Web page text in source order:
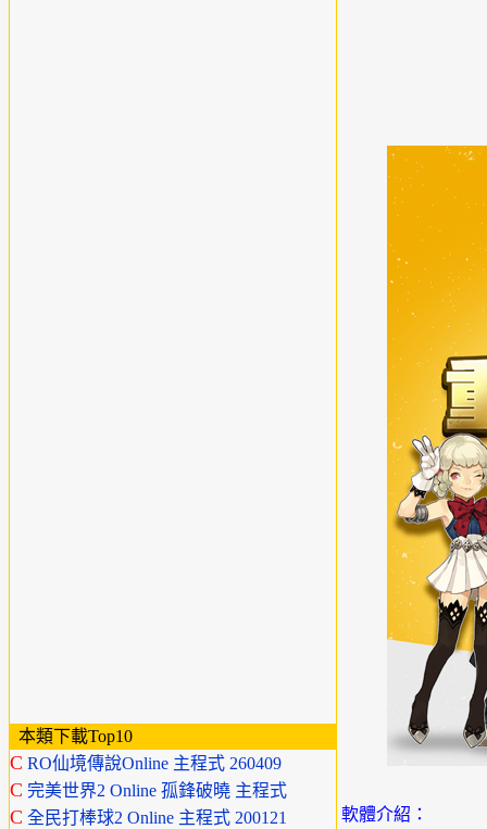
本類下載Top10
C RO仙境傳說Online 主程式 260409
C 完美世界2 Online 孤鋒破曉 主程式
C 全民打棒球2 Online 主程式 200121
軟體介紹：